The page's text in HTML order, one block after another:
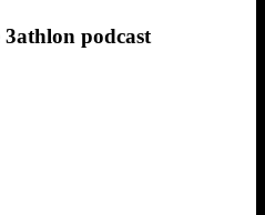
podcast